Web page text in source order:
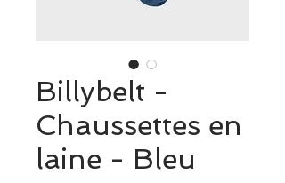
Billybelt -
Chaussettes en
laine - Bleu